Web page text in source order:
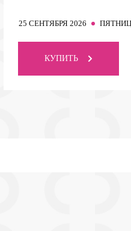
25 СЕНТЯБРЯ 2026
КУПИТЬ